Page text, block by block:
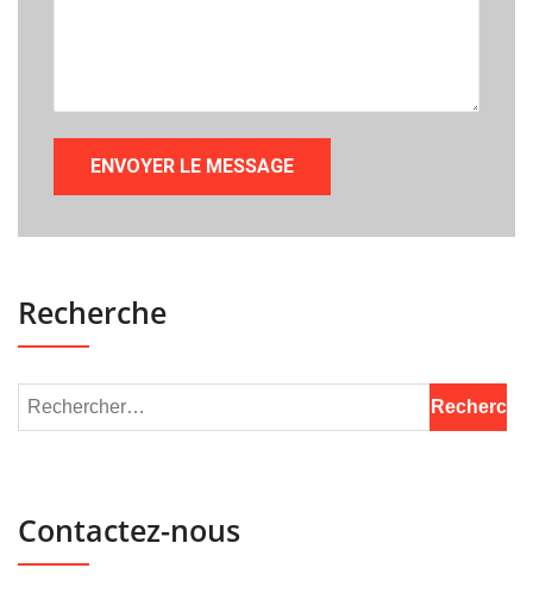
Recherche
Contactez-nous